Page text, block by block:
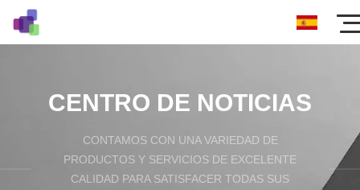
CENTRO DE NOTICIAS
CONTAMOS CON UNA VARIEDAD DE
PRODUCTOS Y SERVICIOS DE EXCELENTE
CALIDAD PARA SATISFACER TODAS SUS